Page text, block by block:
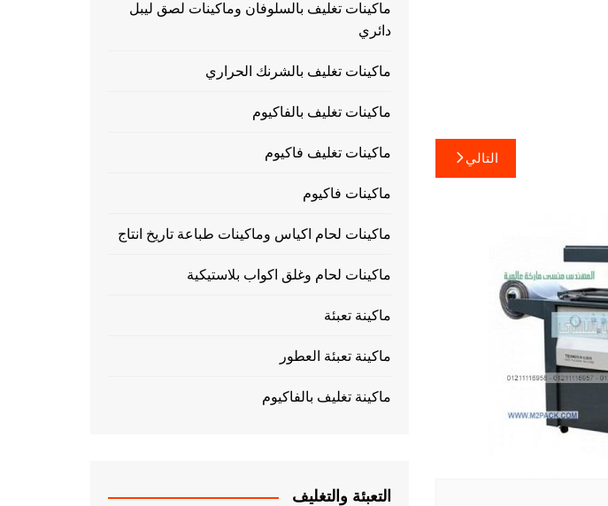
التالي
ماكينات تغليف بالسلوفان وماكينات لصق ليبل
دائري
ماكينات تغليف بالشرنك الحراري
ماكينات تغليف بالفاكيوم
ماكينات تغليف فاكيوم
ماكينات فاكيوم
ماكينات لحام اكياس وماكينات طباعة تاريخ انتاج
ماكينات لحام وغلق اكواب بلاستيكية
ماكينة تعبئة
ماكينة تعبئة العطور
ماكينة تغليف بالفاكيوم
التعبئة والتغليف